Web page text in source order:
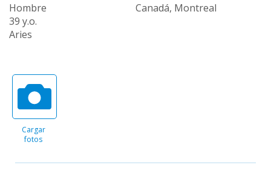
Hombre
39 y.o.
Aries
Canadá, Montreal
Cargar
fotos